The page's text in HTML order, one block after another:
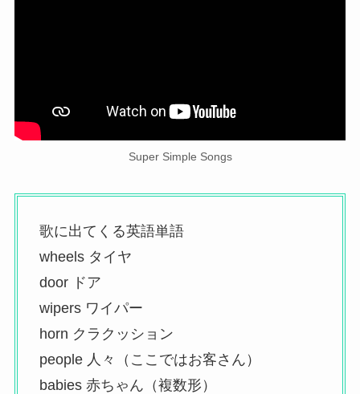
Super Simple Songs
歌に出てくる英語単語
wheels タイヤ
door ドア
wipers ワイパー
horn クラクッション
people 人々（ここではお客さん）
babies 赤ちゃん（複数形）